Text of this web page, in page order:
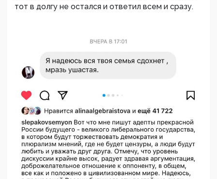
тот в долгу не остался и ответил всем и сразу.